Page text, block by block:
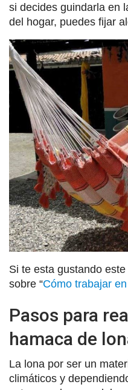
si decides guindarla en
del hogar, puedes fijar
Si te esta gustando
sobre “Cómo trabajar
Pasos para
hamaca de
La lona por ser un
climáticos y